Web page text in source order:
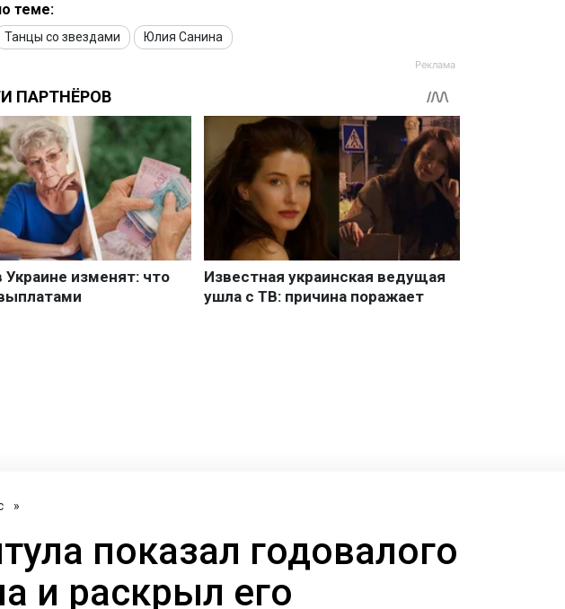
теме:
Танцы со звездами Юлия Санина
»
показал годовалого
и раскрыл его